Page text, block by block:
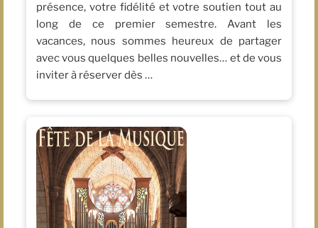
présence, votre fidélité et votre soutien tout au
long de ce premier semestre. Avant les
vacances, nous sommes heureux de partager
avec vous quelques belles nouvelles… et de vous
inviter à réserver dès …